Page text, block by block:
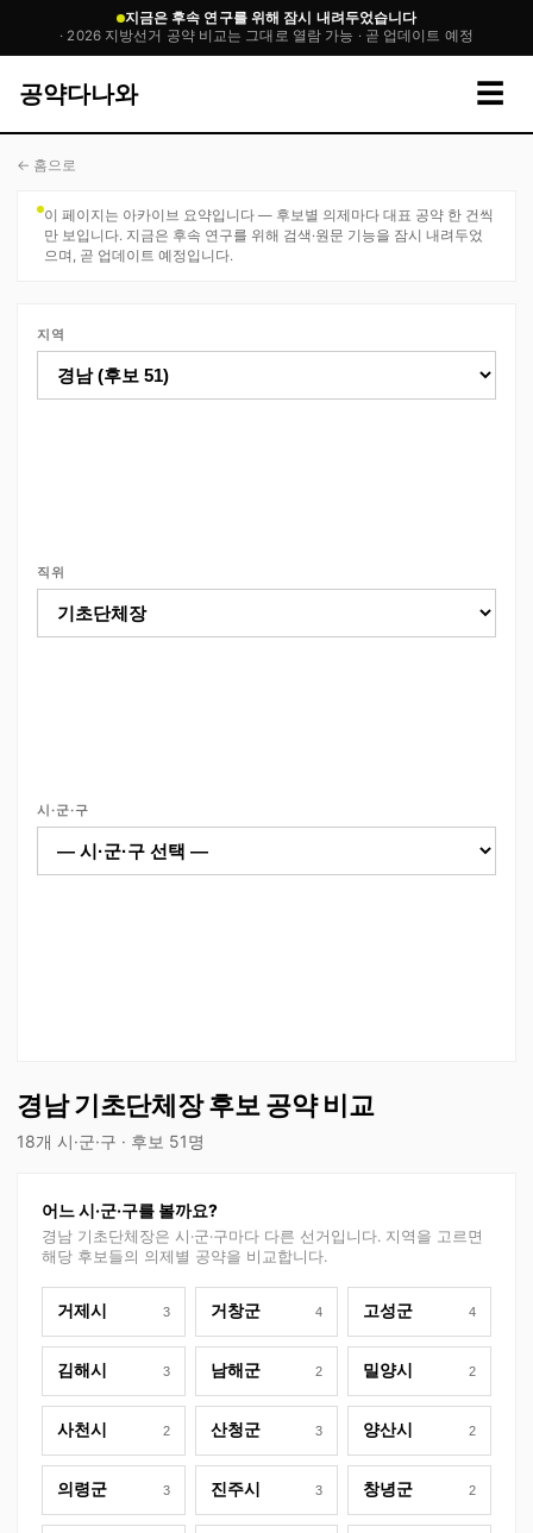
지금은 후속 연구를 위해 잠시 내려두었습니다
· 2026 지방선거 공약 비교는 그대로 열람 가능 · 곧 업데이트 예정
공약다나와 ☰
← 홈으로
이 페이지는 아카이브 요약입니다 — 후보별 의제마다 대표 공약 한 건씩
만 보입니다. 지금은 후속 연구를 위해 검색·원문 기능을 잠시 내려두었
으며, 곧 업데이트 예정입니다.
지역
직위
시·군·구
경남 기초단체장 후보 공약 비교
18개 시·군·구 · 후보 51명
어느 시·군·구를 볼까요?
경남 기초단체장은 시·군·구마다 다른 선거입니다. 지역을 고르면
해당 후보들의 의제별 공약을 비교합니다.
거제시 3 거창군 4 고성군 4
김해시 3 남해군 2 밀양시 2
사천시 2 산청군 3 양산시 2
의령군 3 진주시 3 창녕군 2